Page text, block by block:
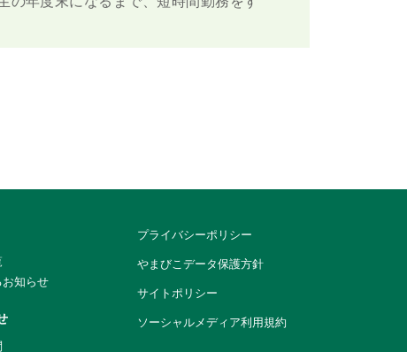
知らせ
プライバシーポリシー
やまびこデータ保護方針
サイトポリシー
ソーシャルメディア利用規約